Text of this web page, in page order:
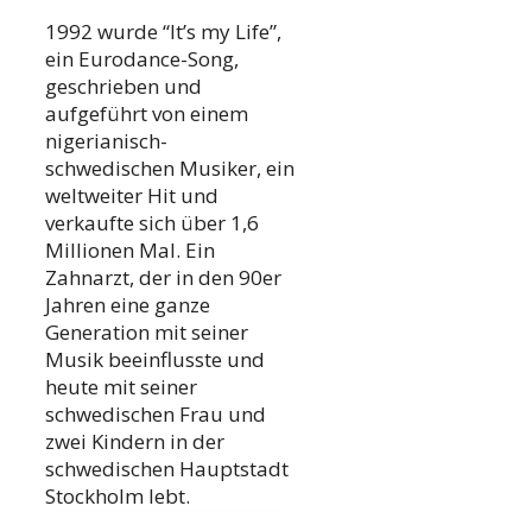
1992 wurde “It’s my Life”,
ein Eurodance-Song,
geschrieben und
aufgeführt von einem
nigerianisch-
schwedischen Musiker, ein
weltweiter Hit und
verkaufte sich über 1,6
Millionen Mal. Ein
Zahnarzt, der in den 90er
Jahren eine ganze
Generation mit seiner
Musik beeinflusste und
heute mit seiner
schwedischen Frau und
zwei Kindern in der
schwedischen Hauptstadt
Stockholm lebt.